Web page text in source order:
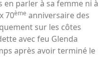
parler à sa femme ni à
70ème anniversaire des
sur les côtes
avec feu Glenda
après avoir terminé le